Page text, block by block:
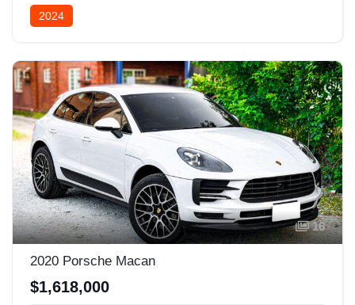
2024
16
2020 Porsche Macan
$1,618,000